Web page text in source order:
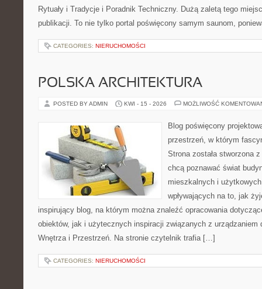
Rytuały i Tradycje i Poradnik Techniczny. Dużą zaletą tego
publikacji. To nie tylko portal poświęcony samym saunom,
CATEGORIES: NIERUCHOMOŚCI
POLSKA ARCHITEKTURA
POSTED BY ADMIN KWI - 15 - 2026 MOŻLIWOŚĆ
Blog poświęcony
przestrzeń, w którym
Strona została stworzona
chcą poznawać świat
mieszkalnych i
wpływających na to, jak
inspirujący blog, na którym można znaleźć opracowania
obiektów, jak i użytecznych inspiracji związanych z urządzaniem
Wnętrza i Przestrzeń. Na stronie czytelnik trafia […]
CATEGORIES: NIERUCHOMOŚCI